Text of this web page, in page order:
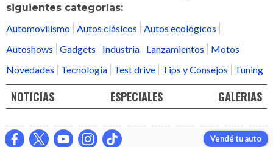
siguientes categorías:
Automovilismo
Autos clásicos
Autos ecológicos
Autoshows
Gadgets Industria Lanzamientos
Motos
Novedades
Tecnología Test drive Tips y Consejos Tuning
NOTICIAS ESPECIALES GALERIAS
Vendé tu auto